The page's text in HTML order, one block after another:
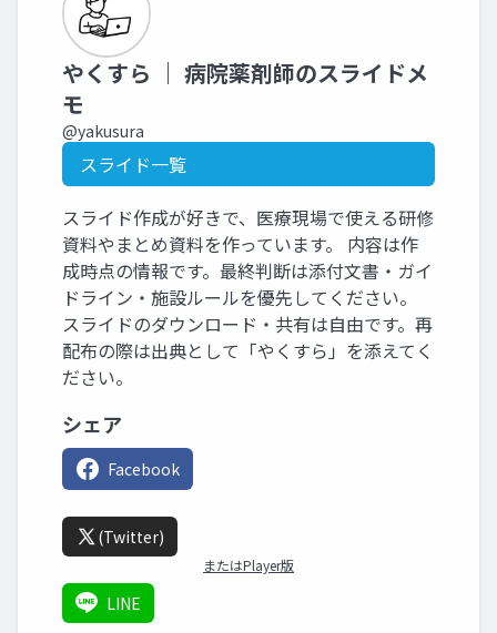
やくすら ｜ 病院薬剤師のスライドメ
モ
@yakusura
スライド一覧
スライド作成が好きで、医療現場で使える研修
資料やまとめ資料を作っています。 内容は作
成時点の情報です。最終判断は添付文書・ガイ
ドライン・施設ルールを優先してください。
スライドのダウンロード・共有は自由です。再
配布の際は出典として「やくすら」を添えてく
ださい。
シェア
Facebook
(Twitter)
またはPlayer版
LINE